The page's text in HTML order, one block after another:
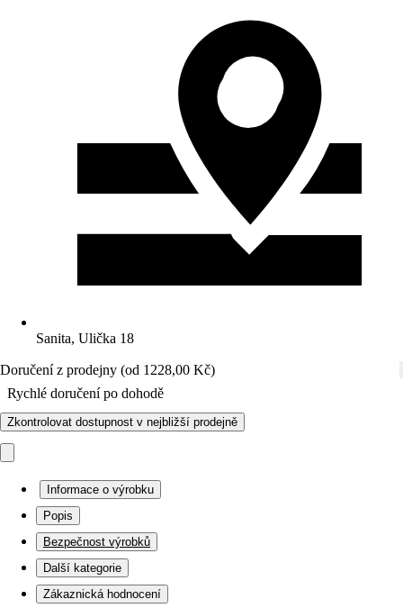
Sanita, Ulička 18
Doručení z prodejny (od 1228,00 Kč)
Rychlé doručení po dohodě
Zkontrolovat dostupnost v nejbližší prodejně
Informace o výrobku
Popis
Bezpečnost výrobků
Další kategorie
Zákaznická hodnocení